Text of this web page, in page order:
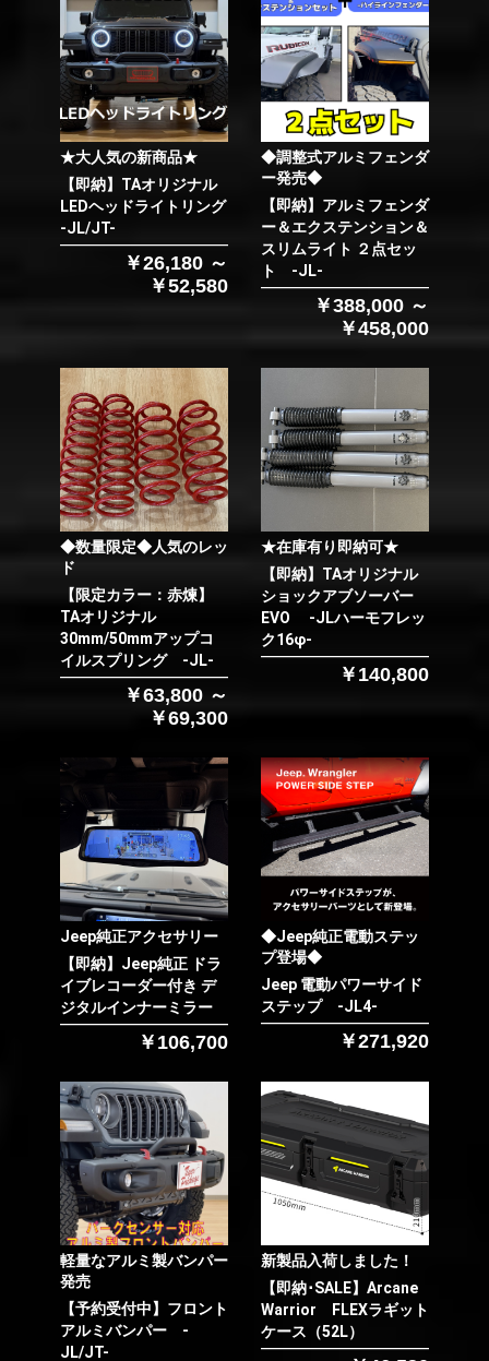
お買い物を続ける カートへ進む
★大人気の新商品★
【即納】TAオリジナル
LEDヘッドライトリング
-JL/JT-
￥26,180 ～
￥52,580
◆調整式アルミフェンダ
ー発売◆
【即納】アルミフェンダ
ー＆エクステンション＆
スリムライト ２点セッ
ト -JL-
￥388,000 ～
￥458,000
◆数量限定◆人気のレッ
ド
【限定カラー：赤煉】
TAオリジナル
30mm/50mmアップコ
イルスプリング -JL-
￥63,800 ～
￥69,300
★在庫有り即納可★
【即納】TAオリジナル
ショックアブソーバー
EVO -JLハーモフレッ
ク16φ-
￥140,800
Jeep純正アクセサリー
【即納】Jeep純正 ドラ
イブレコーダー付き デ
ジタルインナーミラー
￥106,700
◆Jeep純正電動ステッ
プ登場◆
Jeep 電動パワーサイド
ステップ -JL4-
￥271,920
軽量なアルミ製バンパー
発売
【予約受付中】フロント
アルミバンパー -
JL/JT-
新製品入荷しました！
【即納･SALE】Arcane
Warrior FLEXラギット
ケース（52L）